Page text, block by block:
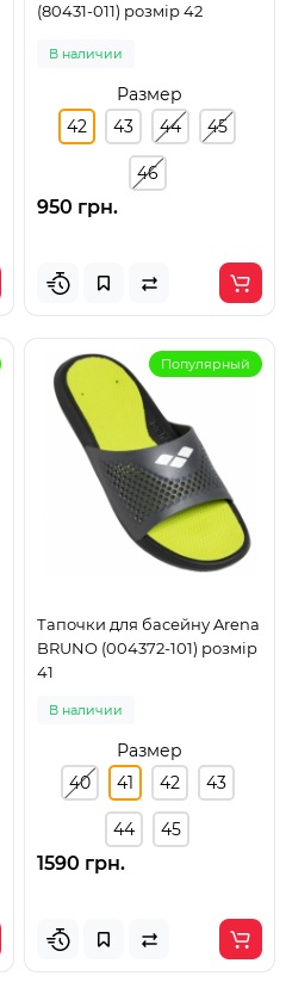
(80431-011) розмір 42
В наличии
Размер
42
43 44 45
46
950 грн.
Популярный
Тапочки для басейну Arena
BRUNO (004372-101) розмір
41
В наличии
Размер
40
41 42 43
44 45
1590 грн.